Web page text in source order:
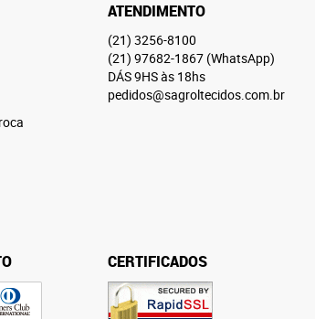
ATENDIMENTO
(21) 3256-8100
(21) 97682-1867 (WhatsApp)
DÁS 9HS às 18hs
pedidos@sagroltecidos.com.br
CERTIFICADOS